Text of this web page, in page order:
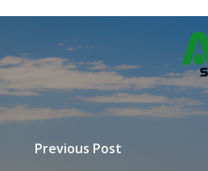
Previous Post